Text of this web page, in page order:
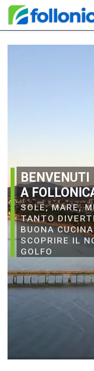
BENVENUTI
A
SOLE, MARE,
TANTO
BUONA
SCOPRIRE IL
GOLFO